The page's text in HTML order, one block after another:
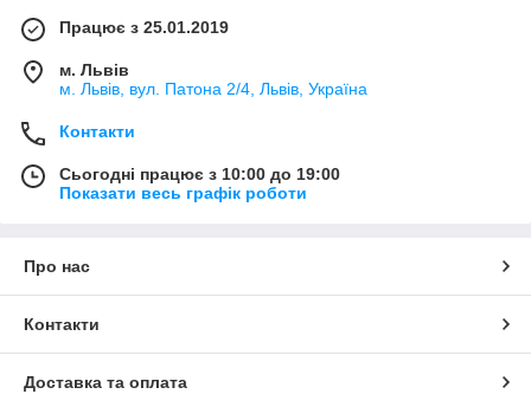
Працює з 25.01.2019
м. Львів
м. Львів, вул. Патона 2/4, Львів, Україна
Контакти
Сьогодні працює з 10:00 до 19:00
Показати весь графік роботи
Про нас
Контакти
Доставка та оплата